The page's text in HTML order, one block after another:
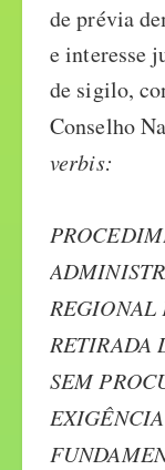
de prévia
e interesse
de sigilo,
Conselho
verbis:
REGIONAL
RETIRADA
SEM